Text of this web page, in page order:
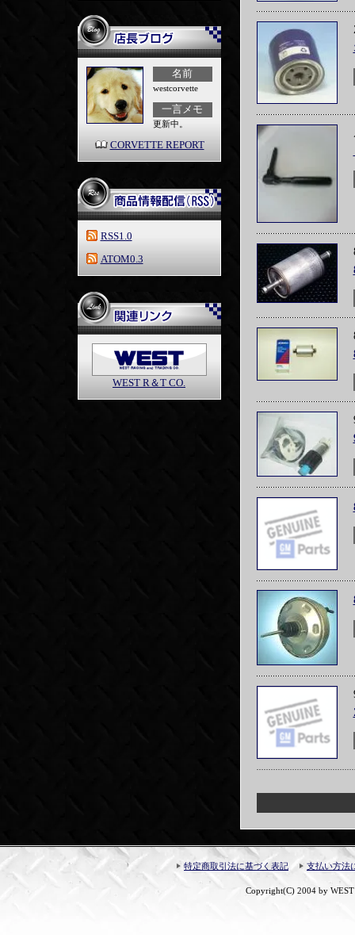
名前
westcorvette
一言メモ
更新中。
CORVETTE REPORT
RSS1.0
ATOM0.3
WEST R＆T CO.
特定商取引法に基づく表記 支払い方法
Copyright(C) 2004 by